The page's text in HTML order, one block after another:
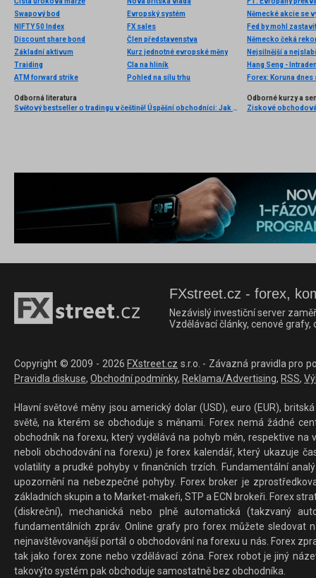
Swapový bod
NIFTY 50 Index
Discount share bond
Základní aktivum
Traiding
ATM forward strike
Evropský systém
FX sales
Člen představenstva
Kurz jednotné evropské měny
Cla na hliník
Pohled na sílu trhu
Německé akcie se
Fed by mohl
Nejsilnější a
Hang Seng -
Odborná literatura
Světový bestseller o tradingu v češtině! Úspěšní obchodníci: Jak běžní lidé porážejí Wall Street v jeho vlastní hře
Odborné kurzy a
FXstreet.cz - forex,
Nezávislý investiční server
Vzdělávací články, cenové
Copyright © 2009 - 2026 FXstreet.cz s.r.o. - Závazná pravidla pro
Pravidla diskuse, Obchodní podmínky, Reklama/Advertising, RSS,
Hlavní světové měny jsou americký dolar (USD), euro (EUR),
světě, na kterém se obchoduje s měnami. Forex nemá žádné
obchodník na forexu, který vydělává na pohyb měn, respektive
neboli obchodování na forexu) je forex kalendář, který ukazuje
volatility a prudké pohyby v finančních trzích. Fundamentální
upozornění na nebezpečné pohyby. Forex broker je
základních skupin a to Market-makeři, STP a ECN brokeři. Forex
(diskreční), mechanická nebo plně automatická (takzvaný
fundamentálních zpráv. Online grafy pro forex můžete sledovat
nejnavštěvovanější portál o obchodování na forexu u nás. Forex
tak jako forex zone nebo vzdělávací zóna. Forex robot je jiný
takovýto systém pak obchoduje samostatně bez obchodníka.